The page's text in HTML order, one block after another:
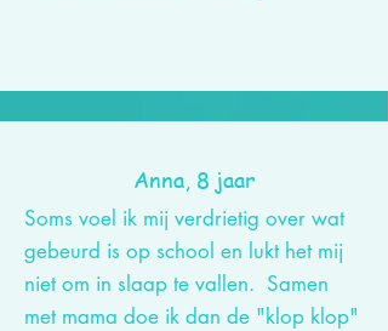
Anna, 8 jaar
Soms voel ik mij verdrietig over wat
gebeurd is op school en lukt het mij
niet om in slaap te vallen. Samen
met mama doe ik dan de "klop klop"